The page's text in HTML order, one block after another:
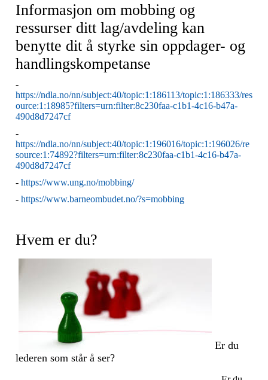
Informasjon om mobbing og
ressurser ditt lag/avdeling kan
benytte dit å styrke sin oppdager- og
handlingskompetanse
-
https://ndla.no/nn/subject:40/topic:1:186113/topic:1:186333/res
ource:1:18985?filters=urn:filter:8c230faa-c1b1-4c16-b47a-
490d8d7247cf
-
https://ndla.no/nn/subject:40/topic:1:196016/topic:1:196026/re
source:1:74892?filters=urn:filter:8c230faa-c1b1-4c16-b47a-
490d8d7247cf
- https://www.ung.no/mobbing/
- https://www.barneombudet.no/?s=mobbing
Hvem er du?
Er du
lederen som står å ser?